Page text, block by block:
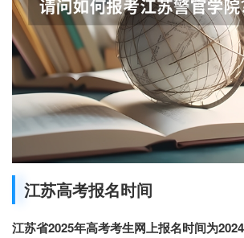
江苏高考报名时间
江苏省2025年高考考生网上报名时间为